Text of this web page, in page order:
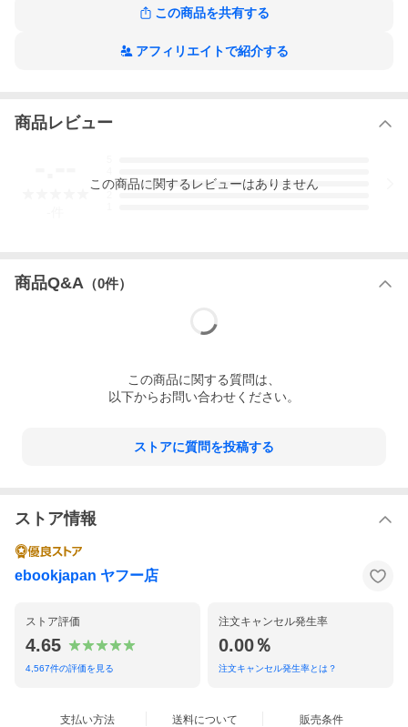
この商品を共有する
アフィリエイトで紹介する
商品レビュー
3
この商品に関するレビューはありません
商品Q&A （0件）
この商品に関する質問は、
以下からお問い合わせください。
ストアに質問を投稿する
ストア情報
ebookjapan ヤフー店
ストア評価
4.65
4,567件の評価を見る
注文キャンセル発生率
0.00％
注文キャンセル発生率とは？
支払い方法 送料について 販売条件